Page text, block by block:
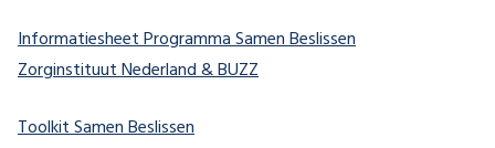
Informatiesheet Programma Samen Beslissen
Zorginstituut Nederland & BUZZ
Toolkit Samen Beslissen(opent in nieuw tabblad)